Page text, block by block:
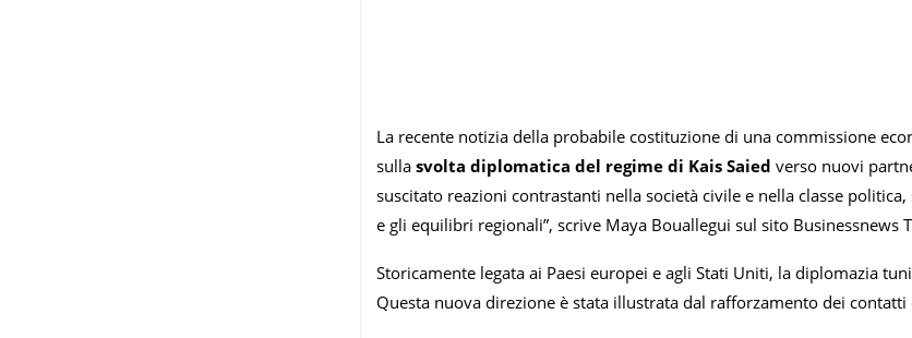
La recente notizia della probabile costituzione di una commissione
sulla svolta diplomatica del regime di Kais Saied verso nuovi
suscitato reazioni contrastanti nella società civile e nella classe
e gli equilibri regionali”, scrive Maya Bouallegui sul sito Businessnews
Storicamente legata ai Paesi europei e agli Stati Uniti, la diplomazia
Questa nuova direzione è stata illustrata dal rafforzamento dei